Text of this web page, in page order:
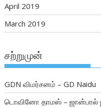
April 2019
March 2019
சற்றுமுன்
GDN விமர்சனம் – GD Naidu
டொவினோ தாமஸ் – ஜான்பால்